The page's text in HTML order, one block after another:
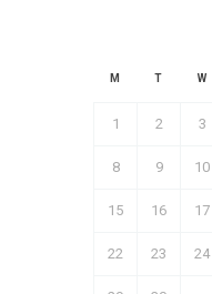
M T W
1 2 3
8 9 10
15 16 17
22 23 24